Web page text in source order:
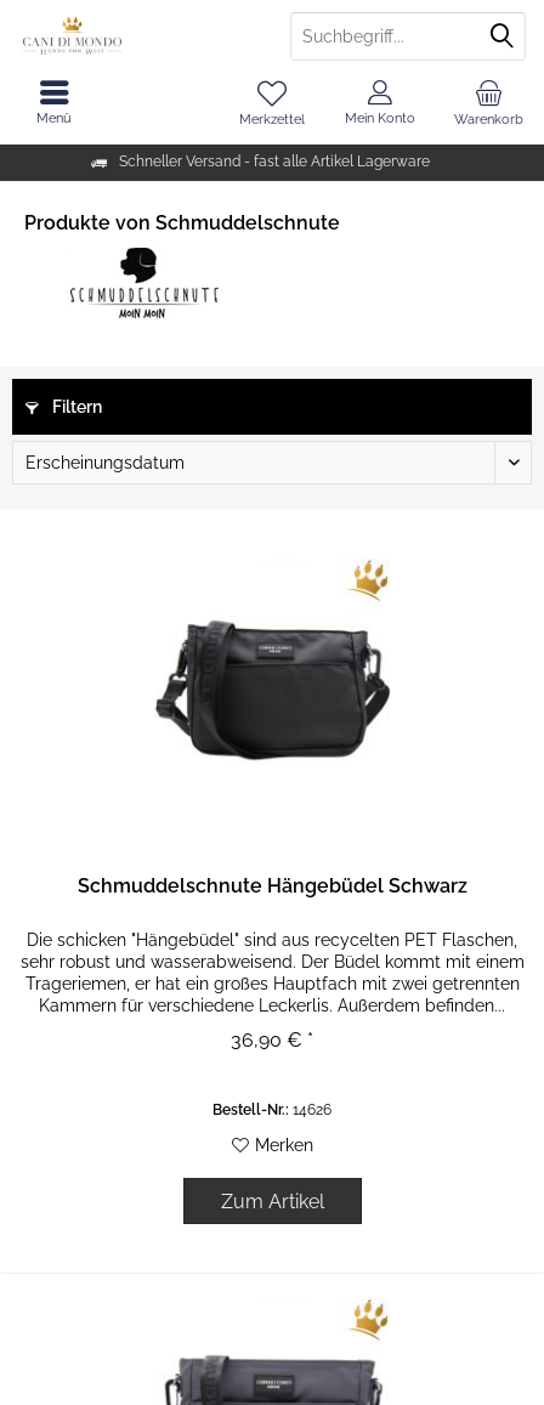
Schneller Versand - fast alle Artikel Lagerware
Warenkorb
Merkzettel Mein Konto
Menü
Produkte von Schmuddelschnute
Filtern
Schmuddelschnute Hängebüdel Schwarz
Die schicken "Hängebüdel" sind aus recycelten PET Flaschen,
sehr robust und wasserabweisend. Der Büdel kommt mit einem
Trageriemen, er hat ein großes Hauptfach mit zwei getrennten
Kammern für verschiedene Leckerlis. Außerdem befinden...
36,90 € *
Bestell-Nr.: 14626
Merken
Zum Artikel